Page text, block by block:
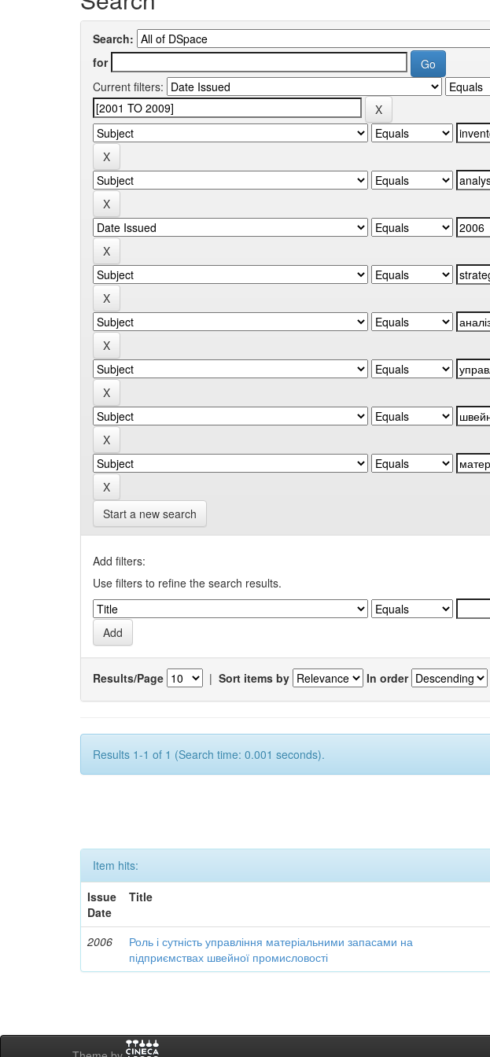
Search:
for
Current filters:
Start a new search
Add filters:
Use filters to refine the search results.
Results/Page | Sort items by In order
Results 1-1 of 1 (Search time: 0.001 seconds).
Item hits:
Issue
Date
Title
2006
Роль і сутність управління матеріальними запасами на
підприємствах швейної промисловості